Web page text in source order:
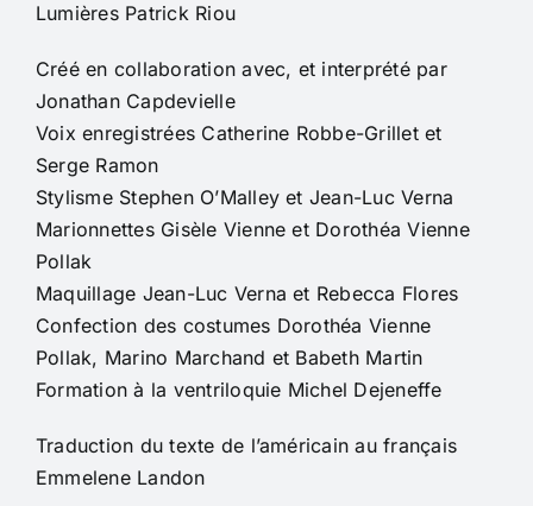
Lumières Patrick Riou
Créé en collaboration avec, et interprété par
Jonathan Capdevielle
Voix enregistrées Catherine Robbe-Grillet et
Serge Ramon
Stylisme Stephen O’Malley et Jean-Luc Verna
Marionnettes Gisèle Vienne et Dorothéa Vienne
Pollak
Maquillage Jean-Luc Verna et Rebecca Flores
Confection des costumes Dorothéa Vienne
Pollak, Marino Marchand et Babeth Martin
Formation à la ventriloquie Michel Dejeneffe
Traduction du texte de l’américain au français
Emmelene Landon